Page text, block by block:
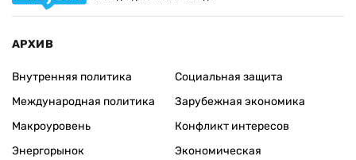
АРХИВ
Внутренняя политика
Международная политика
Макроуровень
Энергорынок
Социальная защита
Зарубежная экономика
Конфликт интересов
Экономическая